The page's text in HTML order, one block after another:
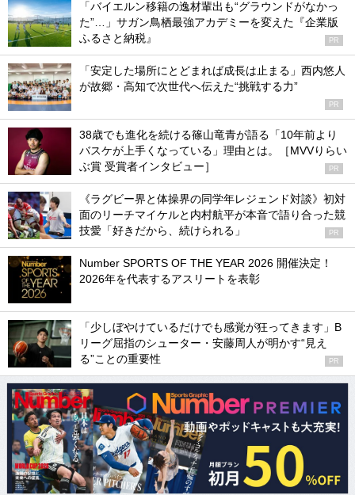
「バイエルン移籍の逸材輩出も“グラウンドがなかっ
た”…」サガン鳥栖最強アカデミーを変えた『企業版
ふるさと納税』
PR
「安定した場所にとどまれば成長は止まる」西内悠人
が故郷・高知で次世代へ伝えた“挑戦する力”
PR
38歳でも進化を続ける篠山竜青が語る「10年前より
バスケが上手くなっている」理由とは。［MVVりらい
ぶ賞 受賞者インタビュー］
PR
《ラグビー界と体操界の同学年レジェンド対談》初対
面のリーチマイケルと内村航平が本音で語り合った競
技愛「好きだから、続けられる」
PR
Number SPORTS OF THE YEAR 2026 開催決定！
2026年を代表するアスリートを表彰
「少しぼやけているだけでも感覚が狂ってきます」B
リーグ屈指のシューター・安藤周人が明かす“見え
る”ことの重要性
PR